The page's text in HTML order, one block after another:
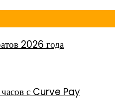
2026 года
с Curve Pay